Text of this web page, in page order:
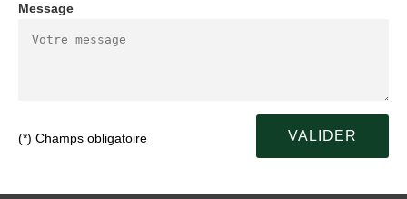
Message
(*) Champs obligatoire